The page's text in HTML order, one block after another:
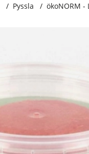
Pyssla ökoNORM -